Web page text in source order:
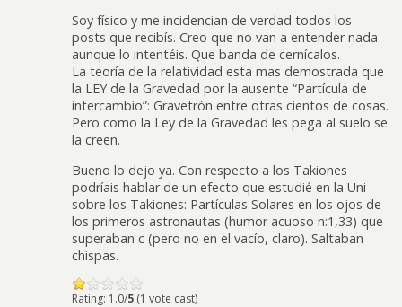
Soy físico y me incidencian de verdad todos los
posts que recibís. Creo que no van a entender nada
aunque lo intentéis. Que banda de cernícalos.
La teoría de la relatividad esta mas demostrada que
la LEY de la Gravedad por la ausente “Partícula de
intercambio”: Gravetrón entre otras cientos de cosas.
Pero como la Ley de la Gravedad les pega al suelo se
la creen.
Bueno lo dejo ya. Con respecto a los Takiones
podríais hablar de un efecto que estudié en la Uni
sobre los Takiones: Partículas Solares en los ojos de
los primeros astronautas (humor acuoso n:1,33) que
superaban c (pero no en el vacío, claro). Saltaban
chispas.
Rating: 1.0/5 (1 vote cast)